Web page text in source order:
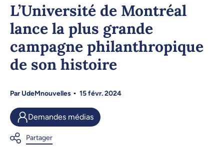
L’Université de Montréal
lance la plus grande
campagne philanthropique
de son histoire
ParUdeMnouvelles 15 févr. 2024
Demandes médias